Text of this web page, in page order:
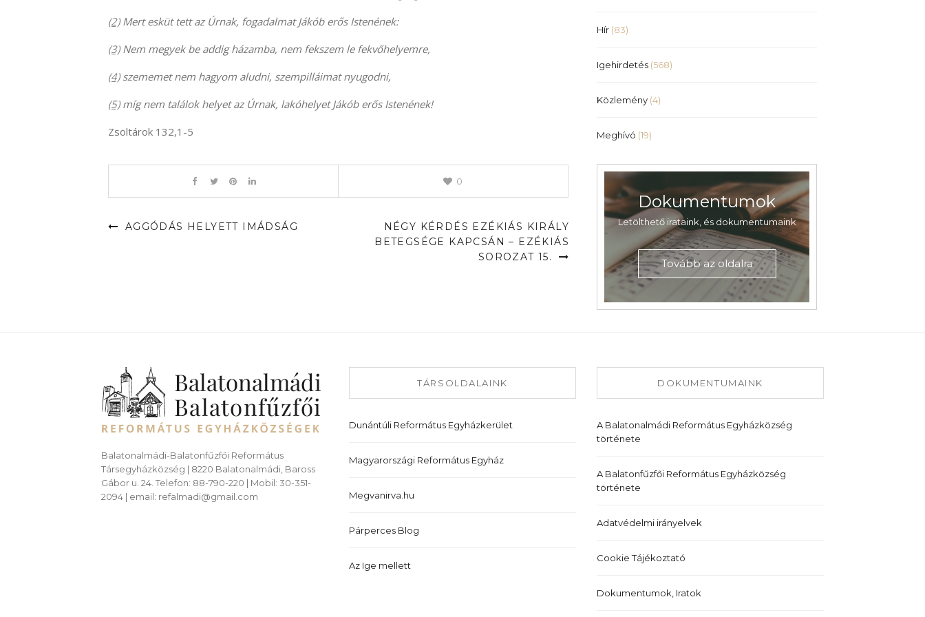
(2)Mert esküt tett az Úrnak, fogadalmat Jákób erős Istenének:
(3)Nem megyek be addig házamba, nem fekszem le fekvőhelyemre,
(4)szememet nem hagyom aludni, szempilláimat nyugodni,
(5)míg nem találok helyet az Úrnak, lakóhelyet Jákób erős Istenének!
Zsoltárok 132,1-5
0
AGGÓDÁS HELYETT IMÁDSÁG
NÉGY KÉRDÉS EZÉKIÁS KIRÁLY
BETEGSÉGE KAPCSÁN – EZÉKIÁS
SOROZAT 15.
Hír (83)
Igehirdetés (568)
Közlemény (4)
Meghívó (19)
Dokumentumok
Letölthető irataink, és dokumentumaink
Tovább az oldalra
Balatonalmádi-Balatonfűzfői Református
Társegyházközség | 8220 Balatonalmádi, Baross
Gábor u. 24. Telefon: 88-790-220 | Mobil: 30-351-
2094 | email: refalmadi@gmail.com
TÁRSOLDALAINK
Dunántúli Református Egyházkerület
Magyarországi Református Egyház
Megvanirva.hu
Párperces Blog
Az Ige mellett
DOKUMENTUMAINK
A Balatonalmádi Református Egyházközség
története
A Balatonfűzfői Református Egyházközség
története
Adatvédelmi irányelvek
Cookie Tájékoztató
Dokumentumok, Iratok